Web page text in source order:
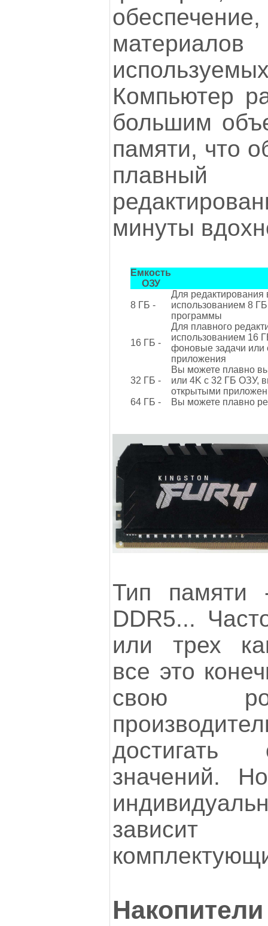
Компьютер
большим
памяти, что
минуты
Емкость
ОЗУ
8 ГБ -
Для
использованием 8
программы
16 ГБ -
Для плавного
использованием 16
фоновые задачи или
приложения
32 ГБ -
Вы можете плавно
или 4K с 32 ГБ ОЗУ,
открытыми
64 ГБ -
Вы можете плавно
Тип памяти
DDR5...
или трех
все это
свою
достигать
значений.